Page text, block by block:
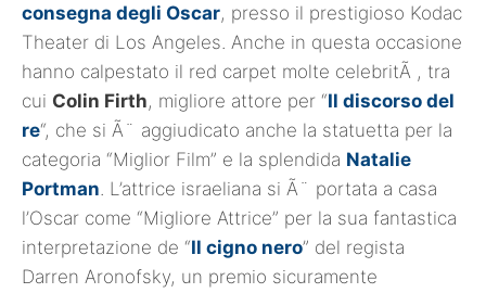
consegna degli Oscar, presso il prestigioso Kodac
Theater di Los Angeles. Anche in questa occasione
hanno calpestato il red carpet molte celebritÃ , tra
cui Colin Firth, migliore attore per “Il discorso del
re“, che si Ã¨ aggiudicato anche la statuetta per la
categoria “Miglior Film” e la splendida Natalie
Portman . L’attrice israeliana si Ã¨ portata a casa
l’Oscar come “Migliore Attrice” per la sua fantastica
interpretazione de “Il cigno nero” del regista
Darren Aronofsky, un premio sicuramente